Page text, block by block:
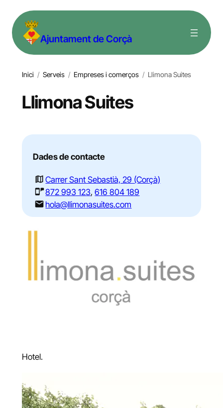
contingut Ajuntament de Corçà
Inici / Serveis / Empreses i comerços / Llimona Suites
Llimona Suites
Dades de contacte
Carrer Sant Sebastià, 29 (Corçà)
872 993 123,616 804 189
hola@llimonasuites.com
Hotel.